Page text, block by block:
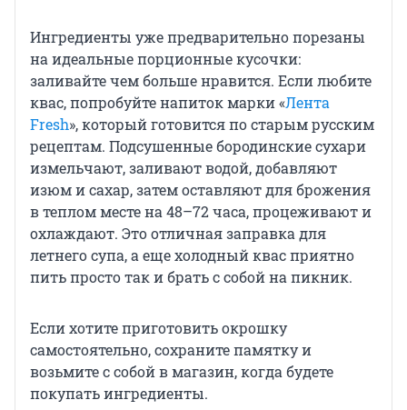
Ингредиенты уже предварительно порезаны
на идеальные порционные кусочки:
заливайте чем больше нравится. Если любите
квас, попробуйте напиток марки «Лента
Fresh», который готовится по старым русским
рецептам. Подсушенные бородинские сухари
измельчают, заливают водой, добавляют
изюм и сахар, затем оставляют для брожения
в теплом месте на 48–72 часа, процеживают и
охлаждают. Это отличная заправка для
летнего супа, а еще холодный квас приятно
пить просто так и брать с собой на пикник.
Если хотите приготовить окрошку
самостоятельно, сохраните памятку и
возьмите с собой в магазин, когда будете
покупать ингредиенты.